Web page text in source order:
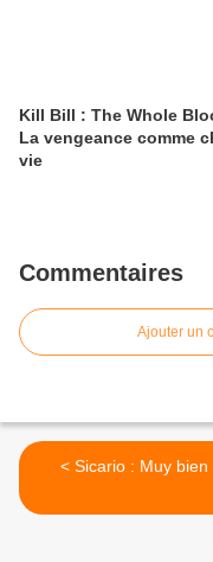
Kill Bill : The Whole
La vengeance comme
vie
Commentaires
Ajouter un
< Sicario : Muy bien